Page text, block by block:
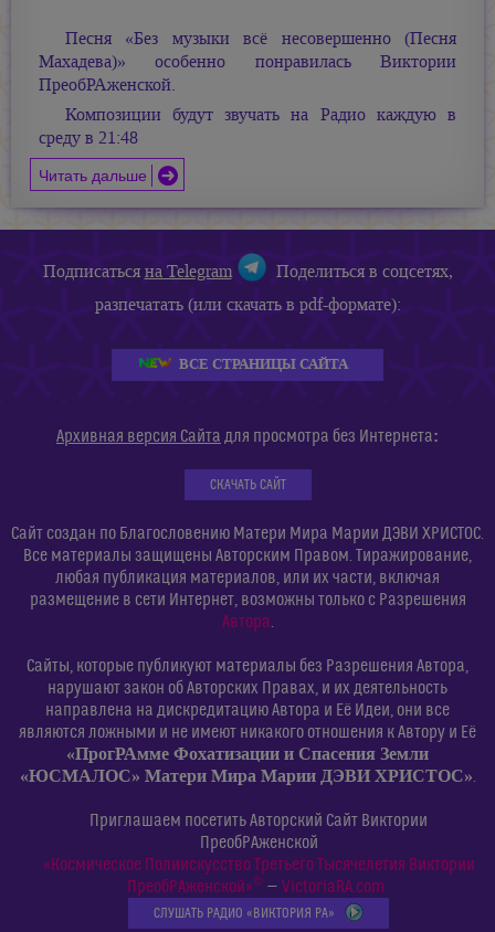
Песня «Без музыки всё несовершенно (Песня
Махадева)» особенно понравилась Виктории
ПреобРАженской.
Композиции будут звучать на Радио каждую в
среду в 21:48
Читать дальше
Подписатьсяна Telegram
Поделиться в соцсетях,
разпечатать (или скачать в pdf-формате):
ВСЕ СТРАНИЦЫ САЙТА
Архивная версия Сайта для просмотра без Интернета:
СКАЧАТЬ САЙТ
Сайт создан по Благословению Матери Мира Марии ДЭВИ ХРИСТОС.
Все материалы защищены Авторским Правом. Тиражирование,
любая публикация материалов, или их части, включая
размещение в сети Интернет, возможны только с Разрешения
Автора.
Сайты, которые публикуют материалы без Разрешения Автора,
нарушают закон об Авторских Правах, и их деятельность
направлена на дискредитацию Автора и Её Идеи, они все
являются ложными и не имеют никакого отношения к Автору и Её
«ПрогРАмме Фохатизации и Спасения Земли
«ЮСМАЛОС» Матери Мира Марии ДЭВИ ХРИСТОС».
Приглашаем посетить Авторский Сайт Виктории
ПреобРАженской
«Космическое Полиискусство Третьего Тысячелетия Виктории
ПреобРАженской»©— VictoriaRA.com
СЛУШАТЬ РАДИО «ВИКТОРИЯ РА»